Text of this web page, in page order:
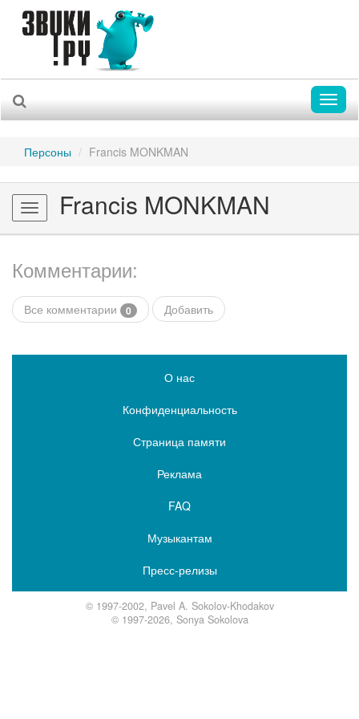
Персоны Francis MONKMAN
Toggle
navigation
Francis MONKMAN
Комментарии:
Все комментарии 0 Добавить
О нас
Конфиденциальность
Страница памяти
Реклама
FAQ
Музыкантам
Пресс-релизы
© 1997-2002, Pavel A. Sokolov-Khodakov
© 1997-2026, Sonya Sokolova